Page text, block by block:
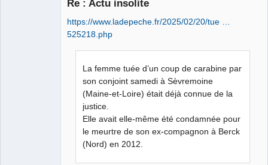
Re : Actu insolite
https://www.ladepeche.fr/2025/02/20/tue …
525218.php
La femme tuée d’un coup de carabine par
son conjoint samedi à Sèvremoine
(Maine-et-Loire) était déjà connue de la
justice.
Elle avait elle-même été condamnée pour
le meurtre de son ex-compagnon à Berck
(Nord) en 2012.